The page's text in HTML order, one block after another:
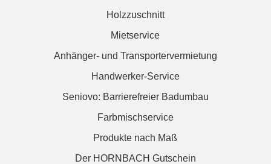
Holzzuschnitt
Mietservice
Anhänger- und Transportervermietung
Handwerker-Service
Seniovo: Barrierefreier Badumbau
Farbmischservice
Produkte nach Maß
Der HORNBACH Gutschein